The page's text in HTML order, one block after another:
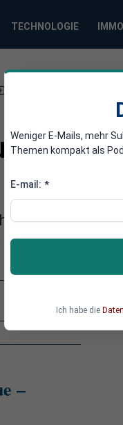
TECHNOLOGIE
zur
–
Weniger E-Mails, mehr
Themen kompakt als
E-mail: *
Ich habe die